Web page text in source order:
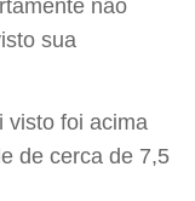
não
sua
visto foi acima
de cerca de 7,5